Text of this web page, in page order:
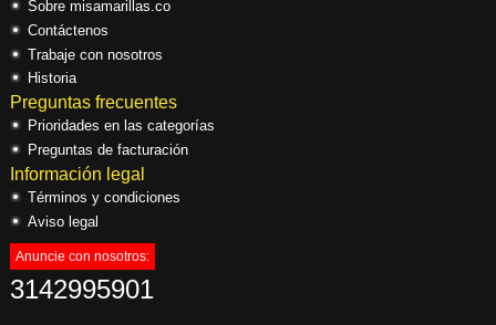
Sobre misamarillas.co
Contáctenos
Trabaje con nosotros
Historia
Preguntas frecuentes
Prioridades en las categorías
Preguntas de facturación
Información legal
Términos y condiciones
Aviso legal
Anuncie con nosotros:
3142995901